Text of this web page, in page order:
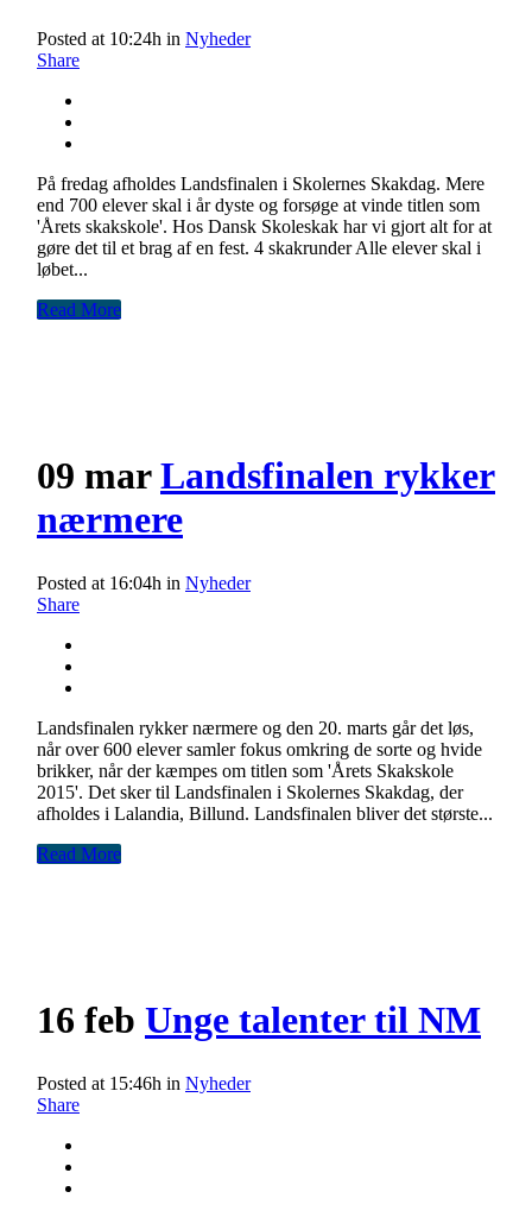
Posted at 10:24h in Nyheder
Share
På fredag afholdes Landsfinalen i Skolernes Skakdag. Mere
end 700 elever skal i år dyste og forsøge at vinde titlen som
'Årets skakskole'. Hos Dansk Skoleskak har vi gjort alt for at
gøre det til et brag af en fest. 4 skakrunder Alle elever skal i
løbet...
Read More
09 mar Landsfinalen rykker
nærmere
Posted at 16:04h in Nyheder
Share
Landsfinalen rykker nærmere og den 20. marts går det løs,
når over 600 elever samler fokus omkring de sorte og hvide
brikker, når der kæmpes om titlen som 'Årets Skakskole
2015'. Det sker til Landsfinalen i Skolernes Skakdag, der
afholdes i Lalandia, Billund. Landsfinalen bliver det største...
Read More
16 feb Unge talenter til NM
Posted at 15:46h in Nyheder
Share